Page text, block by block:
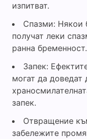
изпитват.
Спазми: Някои
получат леки
ранна бременност.
Запек:
могат да доведат
запек.
Отвращение
забележите